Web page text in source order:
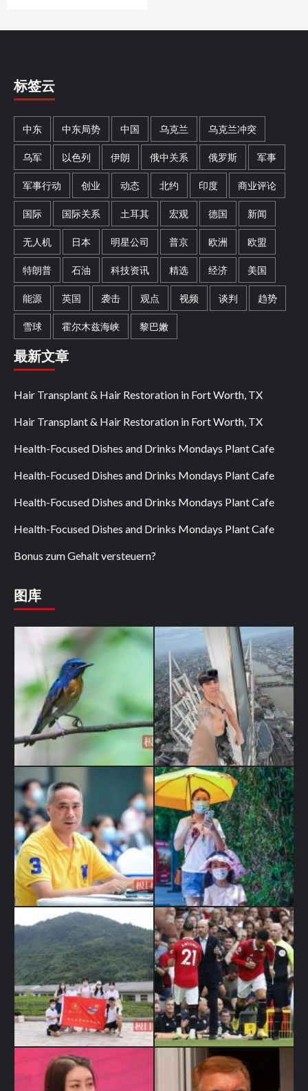
标签云
中东 中东局势 中国 乌克兰 乌克兰冲突
乌军 以色列 伊朗 俄中关系 俄罗斯 军事
军事行动 创业 动态 北约 印度 商业评论
国际 国际关系 土耳其 宏观 德国 新闻
无人机 日本 明星公司 普京 欧洲 欧盟
特朗普 石油 科技资讯 精选 经济 美国
能源 英国 袭击 观点 视频 谈判 趋势
雪球 霍尔木兹海峡 黎巴嫩
最新文章
Hair Transplant & Hair Restoration in Fort Worth, TX
Hair Transplant & Hair Restoration in Fort Worth, TX
Health-Focused Dishes and Drinks Mondays Plant Cafe
Health-Focused Dishes and Drinks Mondays Plant Cafe
Health-Focused Dishes and Drinks Mondays Plant Cafe
Health-Focused Dishes and Drinks Mondays Plant Cafe
Bonus zum Gehalt versteuern?
图库